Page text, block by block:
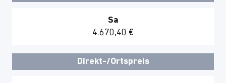
Sa
4.670,40 €
Direkt-/Ortspreis